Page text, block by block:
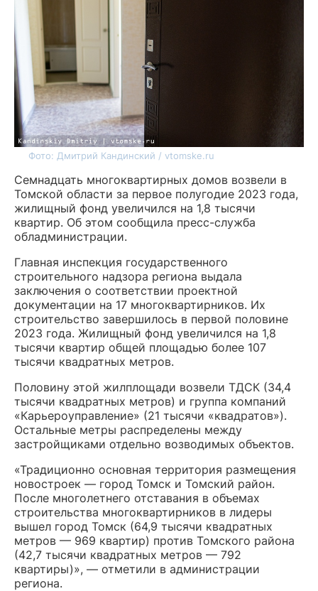
Фото: Дмитрий Кандинский / vtomske.ru
Семнадцать многоквартирных домов возвели в
Томской области за первое полугодие 2023 года,
жилищный фонд увеличился на 1,8 тысячи
квартир. Об этом сообщила пресс-служба
обладминистрации.
Главная инспекция государственного
строительного надзора региона выдала
заключения о соответствии проектной
документации на 17 многоквартирников. Их
строительство завершилось в первой половине
2023 года. Жилищный фонд увеличился на 1,8
тысячи квартир общей площадью более 107
тысячи квадратных метров.
Половину этой жилплощади возвели ТДСК (34,4
тысячи квадратных метров) и группа компаний
«Карьероуправление» (21 тысячи «квадратов»).
Остальные метры распределены между
застройщиками отдельно возводимых объектов.
«Традиционно основная территория размещения
новостроек — город Томск и Томский район.
После многолетнего отставания в объемах
строительства многоквартирников в лидеры
вышел город Томск (64,9 тысячи квадратных
метров — 969 квартир) против Томского района
(42,7 тысячи квадратных метров — 792
квартиры)», — отметили в администрации
региона.